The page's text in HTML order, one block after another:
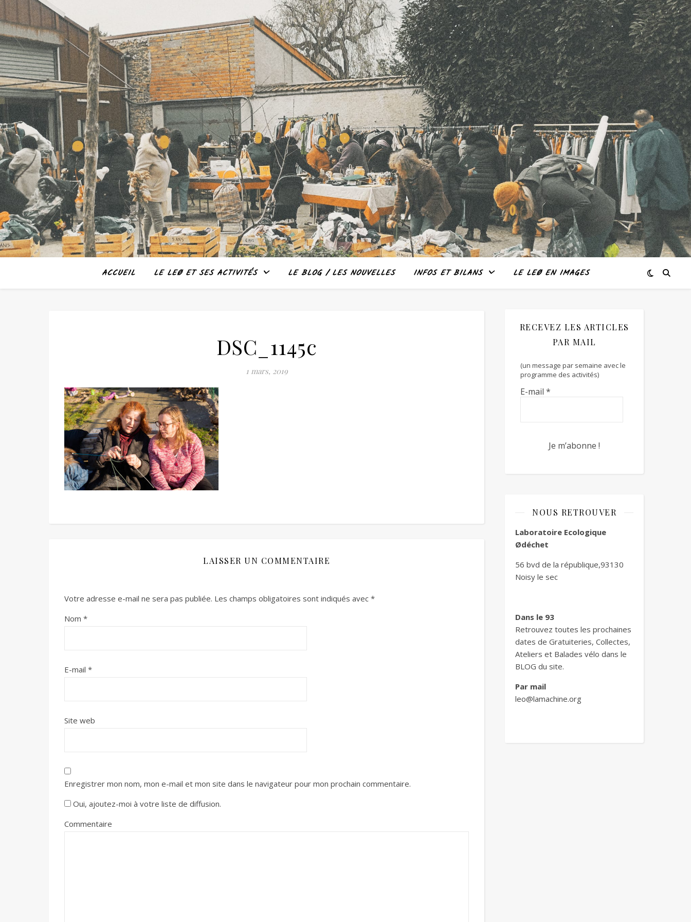
ACCUEIL LE LEØ ET SES ACTIVITÉS LE BLOG / LES NOUVELLES INFOS ET BILANS LE LEØ EN IMAGES
DSC_1145c
1 mars, 2019
LAISSER UN COMMENTAIRE
Votre adresse e-mail ne sera pas publiée. Les champs obligatoires sont indiqués avec *
Nom *
E-mail *
Site web
Enregistrer mon nom, mon e-mail et mon site dans le navigateur pour mon prochain commentaire.
Oui, ajoutez-moi à votre liste de diffusion.
Commentaire
RECEVEZ LES ARTICLES
PAR MAIL
(un message par semaine avec le
programme des activités)
E-mail *
NOUS RETROUVER
Laboratoire Ecologique
Ødéchet
56 bvd de la république,93130
Noisy le sec
Dans le 93
Retrouvez toutes les prochaines
dates de Gratuiteries, Collectes,
Ateliers et Balades vélo dans le
BLOG du site.
Par mail
leo@lamachine.org